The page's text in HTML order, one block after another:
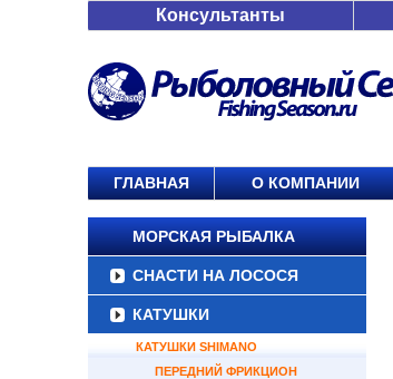
Консультанты
ГЛАВНАЯ О КОМПАНИИ
МОРСКАЯ РЫБАЛКА
СНАСТИ НА ЛОСОСЯ
КАТУШКИ
КАТУШКИ SHIMANO
ПЕРЕДНИЙ ФРИКЦИОН